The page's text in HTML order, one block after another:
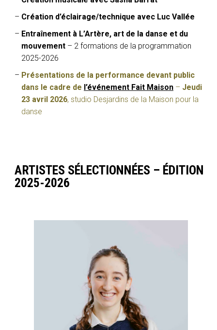
Création d’éclairage/technique avec Luc Vallée
Entraînement à L’Artère, art de la danse et du
mouvement – 2 formations de la programmation
2025-2026
Présentations de la performance devant public
dans le cadre de l’événement Fait Maison – Jeudi
23 avril 2026, studio Desjardins de la Maison pour la
danse
ARTISTES SÉLECTIONNÉES – ÉDITION
2025-2026